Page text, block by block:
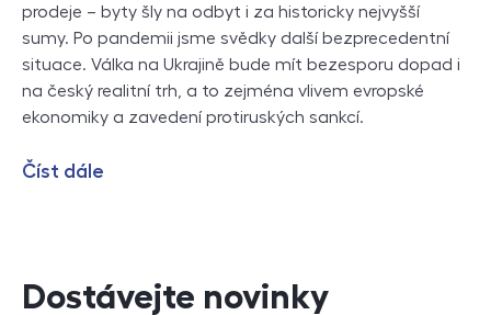
prodeje – byty šly na odbyt i za historicky nejvyšší
sumy. Po pandemii jsme svědky další bezprecedentní
situace. Válka na Ukrajině bude mít bezesporu dopad i
na český realitní trh, a to zejména vlivem evropské
ekonomiky a zavedení protiruských sankcí.
Číst dále
Dostávejte novinky